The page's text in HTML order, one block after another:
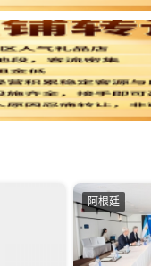
阿根廷